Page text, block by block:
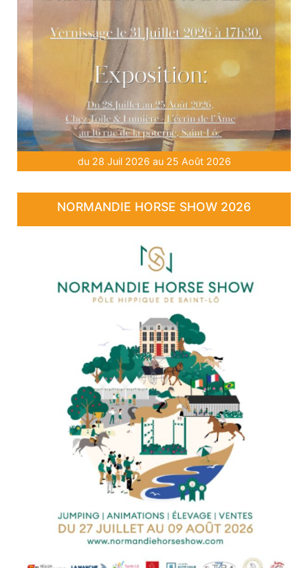
du 28 Juil 2026 au 25 Août 2026
NORMANDIE HORSE SHOW 2026